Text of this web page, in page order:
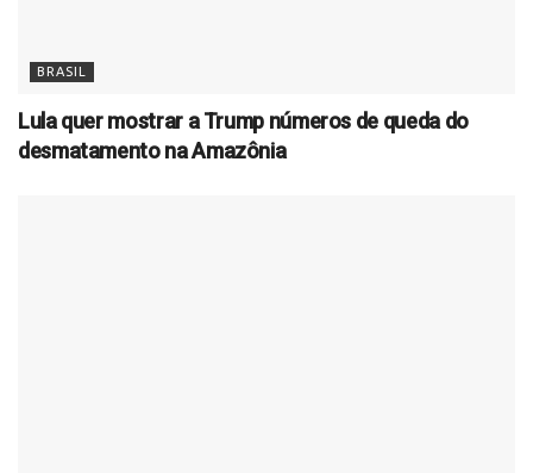
BRASIL
Lula quer mostrar a Trump números de queda do
desmatamento na Amazônia